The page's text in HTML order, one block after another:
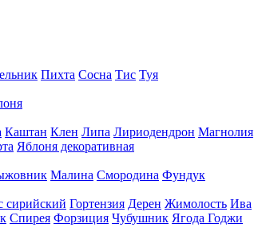
Пихта Сосна Тис Туя
Каштан Клен Липа Лириодендрон Магнолия
Яблоня декоративная
Малина Смородина Фундук
сирийский Гортензия Дерен Жимолость Ива
Спирея Форзиция Чубушник Ягода Годжи